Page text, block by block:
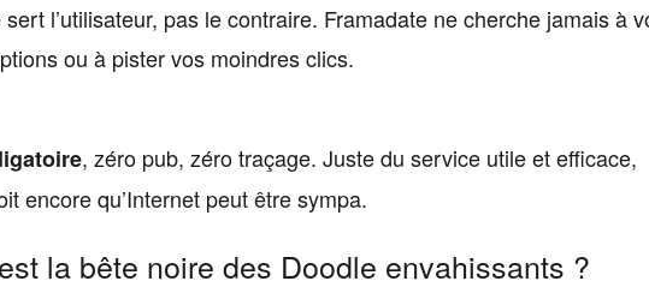
l’utilisateur, pas le contraire. Framadate ne cherche jamais à
ou à pister vos moindres clics.
, zéro pub, zéro traçage. Juste du service utile et efficace,
encore qu’Internet peut être sympa.
la bête noire des Doodle envahissants ?